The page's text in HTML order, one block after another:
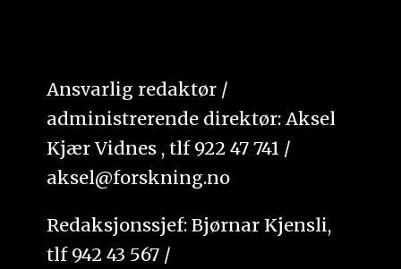
Ansvarlig redaktør /
administrerende direktør: Aksel
Kjær Vidnes , tlf 922 47 741 /
aksel@forskning.no
Redaksjonssjef: Bjørnar Kjensli,
tlf 942 43 567 /